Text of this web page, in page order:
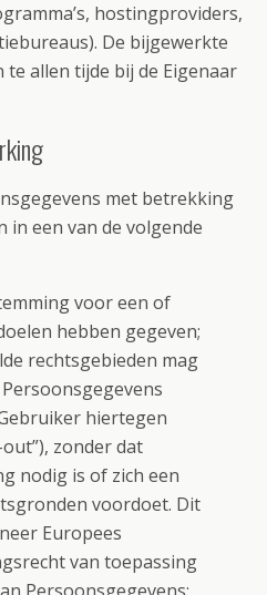
hostingproviders,
De bijgewerkte
allen tijde bij de Eigenaar
met betrekking
een van de volgende
voor een of
hebben gegeven;
rechtsgebieden mag
hiertegen
zonder dat
nodig is of zich een
voordoet. Dit
Europees
van toepassing